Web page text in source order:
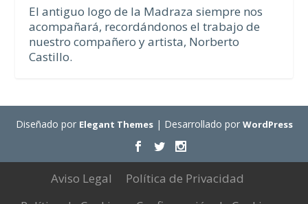
El antiguo logo de la Madraza siempre nos
acompañará, recordándonos el trabajo de
nuestro compañero y artista, Norberto
Castillo.
Diseñado por Elegant Themes| Desarrollado por WordPress
Aviso Legal
Política de Privacidad